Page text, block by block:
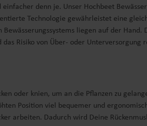
denn je. Unser Hochbeet
Technologie gewährleistet eine
liegen auf der Hand.
Risiko von Über- oder Unterversorgung
oder knien, um an die Pflanzen zu
Position viel bequemer und
arbeiten. Dadurch wird Deine